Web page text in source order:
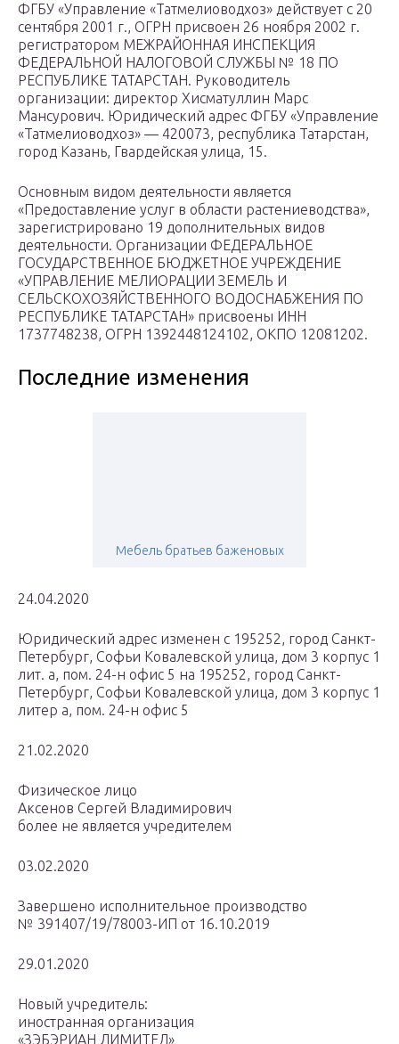
ФГБУ «Управление «Татмелиоводхоз» действует с 20
сентября 2001 г., ОГРН присвоен 26 ноября 2002 г.
регистратором МЕЖРАЙОННАЯ ИНСПЕКЦИЯ
ФЕДЕРАЛЬНОЙ НАЛОГОВОЙ СЛУЖБЫ № 18 ПО
РЕСПУБЛИКЕ ТАТАРСТАН. Руководитель
организации: директор Хисматуллин Марс
Мансурович. Юридический адрес ФГБУ «Управление
«Татмелиоводхоз» — 420073, республика Татарстан,
город Казань, Гвардейская улица, 15.
Основным видом деятельности является
«Предоставление услуг в области растениеводства»,
зарегистрировано 19 дополнительных видов
деятельности. Организации ФЕДЕРАЛЬНОЕ
ГОСУДАРСТВЕННОЕ БЮДЖЕТНОЕ УЧРЕЖДЕНИЕ
«УПРАВЛЕНИЕ МЕЛИОРАЦИИ ЗЕМЕЛЬ И
СЕЛЬСКОХОЗЯЙСТВЕННОГО ВОДОСНАБЖЕНИЯ ПО
РЕСПУБЛИКЕ ТАТАРСТАН» присвоены ИНН
1737748238, ОГРН 1392448124102, ОКПО 12081202.
Последние изменения
Мебель братьев баженовых
24.04.2020
Юридический адрес изменен с 195252, город Санкт-
Петербург, Софьи Ковалевской улица, дом 3 корпус 1
лит. а, пом. 24-н офис 5 на 195252, город Санкт-
Петербург, Софьи Ковалевской улица, дом 3 корпус 1
литер а, пом. 24-н офис 5
21.02.2020
Физическое лицо
Аксенов Сергей Владимирович
более не является учредителем
03.02.2020
Завершено исполнительное производство
№ 391407/19/78003-ИП от 16.10.2019
29.01.2020
Новый учредитель:
иностранная организация
«ЗЭБЭРИАН ЛИМИТЕД»